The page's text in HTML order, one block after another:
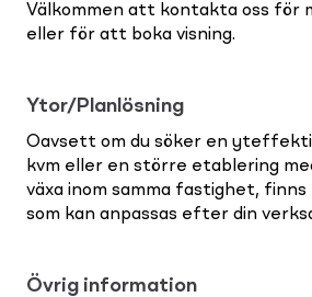
Välkommen att kontakta oss för
eller för att boka visning.
Ytor/Planlösning
Oavsett om du söker en
kvm eller en större etablering
växa inom samma fastighet, finns
som kan anpassas efter din
Övrig information